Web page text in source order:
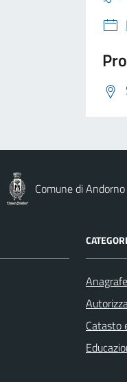
Comune di
Catasto